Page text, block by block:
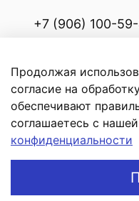
+7 (906) 100-
Белорецкий
Продолжая
согласие на
обеспечивают
соглашаетесь с нашей
конфиденциальности